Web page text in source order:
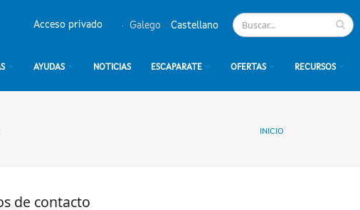
Galego Castellano
Acceso privado
AYUDAS NOTICIAS ESCAPARATE OFERTAS RECURSOS
INICIO
de contacto